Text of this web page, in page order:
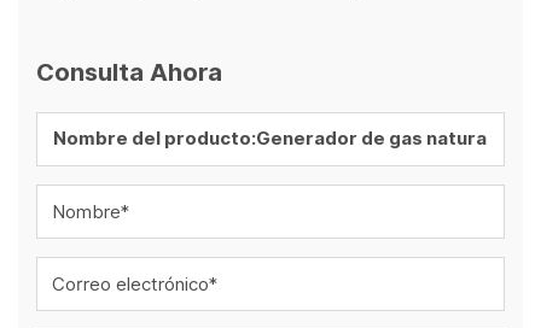
Consulta Ahora
Nombre*
Correo electrónico*